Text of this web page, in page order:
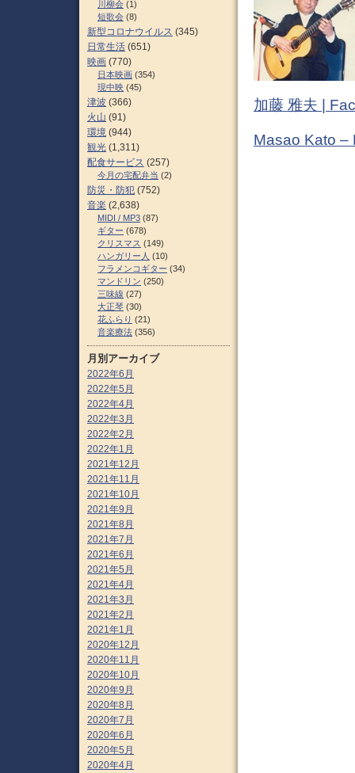
加藤 雅夫 |
Masao Kato –
川柳会 (1)
短歌会 (8)
新型コロナウイルス (345)
日常生活 (651)
映画 (770)
日本映画 (354)
現中映 (45)
津波 (366)
火山 (91)
環境 (944)
観光 (1,311)
配食サービス (257)
今月の宅配弁当 (2)
防災・防犯 (752)
音楽 (2,638)
MIDI / MP3 (87)
ギター (678)
クリスマス (149)
ハンガリー人 (10)
フラメンコギター (34)
マンドリン (250)
三味線 (27)
大正琴 (30)
花ふらり (21)
音楽療法 (356)
月別アーカイブ
2022年6月
2022年5月
2022年4月
2022年3月
2022年2月
2022年1月
2021年12月
2021年11月
2021年10月
2021年9月
2021年8月
2021年7月
2021年6月
2021年5月
2021年4月
2021年3月
2021年2月
2021年1月
2020年12月
2020年11月
2020年10月
2020年9月
2020年8月
2020年7月
2020年6月
2020年5月
2020年4月